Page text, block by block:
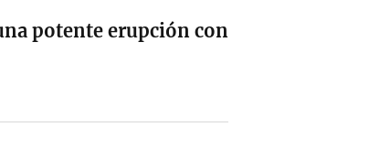
potente erupción con